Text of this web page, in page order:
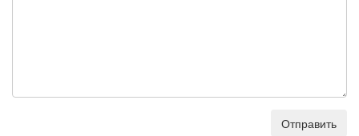
Отправить